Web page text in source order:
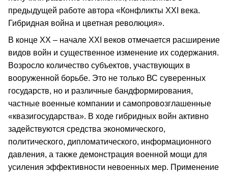
предыдущей работе автора «Конфликты XXI века.
Гибридная война и цветная революция».
В конце ХХ – начале XXI веков отмечается расширение
видов войн и существенное изменение их содержания.
Возросло количество субъектов, участвующих в
вооруженной борьбе. Это не только ВС суверенных
государств, но и различные бандформирования,
частные военные компании и самопровозглашенные
«квазигосударства». В ходе гибридных войн активно
задействуются средства экономического,
политического, дипломатического, информационного
давления, а также демонстрация военной мощи для
усиления эффективности невоенных мер. Применение